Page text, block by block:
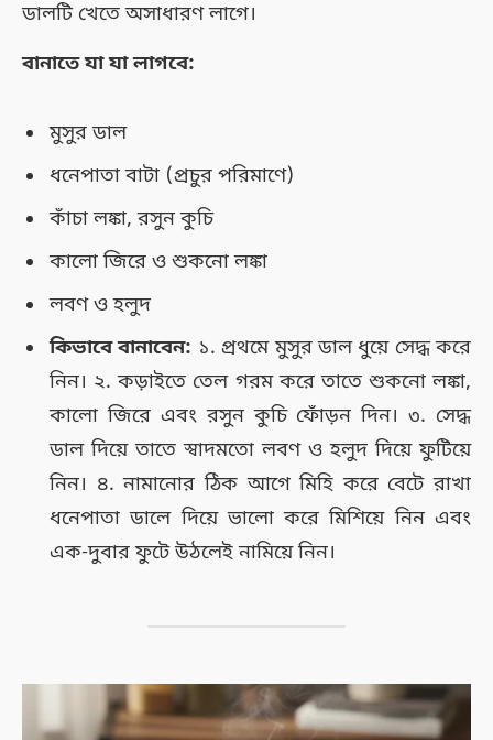
ডালটি খেতে অসাধারণ লাগে।
বানাতে যা যা লাগবে:
মুসুর ডাল
ধনেপাতা বাটা (প্রচুর পরিমাণে)
কাঁচা লঙ্কা, রসুন কুচি
কালো জিরে ও শুকনো লঙ্কা
লবণ ও হলুদ
কিভাবে বানাবেন: ১. প্রথমে মুসুর ডাল ধুয়ে সেদ্ধ করে
নিন। ২. কড়াইতে তেল গরম করে তাতে শুকনো লঙ্কা,
কালো জিরে এবং রসুন কুচি ফোঁড়ন দিন। ৩. সেদ্ধ
ডাল দিয়ে তাতে স্বাদমতো লবণ ও হলুদ দিয়ে ফুটিয়ে
নিন। ৪. নামানোর ঠিক আগে মিহি করে বেটে রাখা
ধনেপাতা ডালে দিয়ে ভালো করে মিশিয়ে নিন এবং
এক-দুবার ফুটে উঠলেই নামিয়ে নিন।